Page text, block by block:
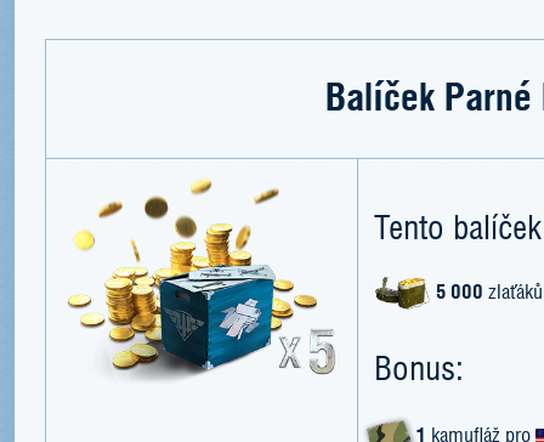
Balíček Parné
Tento
5 000 zlaťáků
Bonus:
1 kamufláž pro